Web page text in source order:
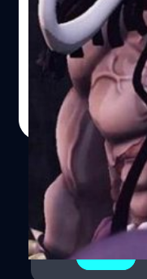
ค่ายเกม Bandai
ปล่อยตัวอย่างใหม่ข
ออกมาให้ชมกัน ซึ่ง
กัปตันกลุ่มโจรสลัด
หลิน) กัปตันกลุ่มโจ
https://youtu.be/
Jump ได้เปิดเผยแ
เล่นได้ในเกมภาค
โดยใช้พลังของโพร
ร่างมังกรได้ One
จำหน่ายอย่างเป็นท
แพลตฟอร์ม
Switch ในโซนญี่ปุ่น ส่
ในวันที่ 27 มีนาคม
ศุภกร ประเสริฐศิลป์ |
Read More
1
2